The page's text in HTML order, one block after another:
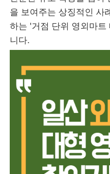
을 보여주는 상징적인 사
하는 '거점 단위 영외마트
니다.